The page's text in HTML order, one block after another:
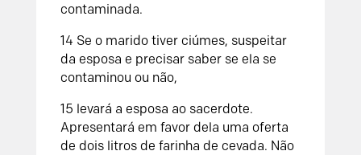
contaminada.
14 Se o marido tiver ciúmes, suspeitar
da esposa e precisar saber se ela se
contaminou ou não,
15 levará a esposa ao sacerdote.
Apresentará em favor dela uma oferta
de dois litros de farinha de cevada. Não